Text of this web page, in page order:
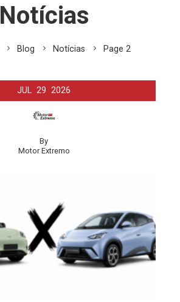
Notícias
Blog Notícias Page 2
JUL 29 2026
By
Motor Extremo